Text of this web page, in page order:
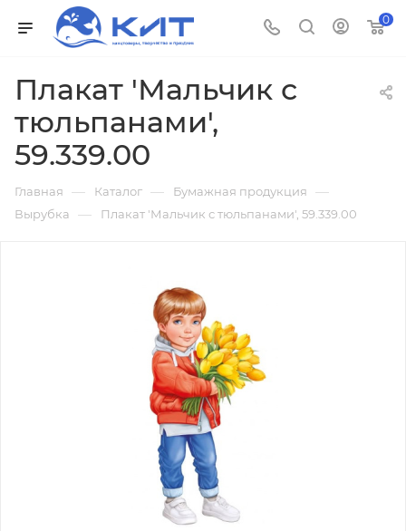
0
Плакат 'Мальчик с
тюльпанами',
59.339.00
Главная — Каталог — Бумажная продукция —
Вырубка — Плакат 'Мальчик с тюльпанами', 59.339.00